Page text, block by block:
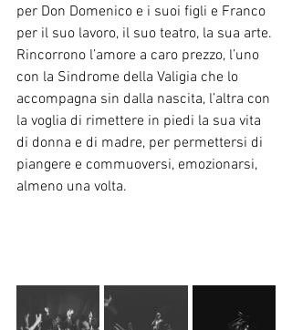
per Don Domenico e i suoi figli e Franco
per il suo lavoro, il suo teatro, la sua arte.
Rincorrono l’amore a caro prezzo, l’uno
con la Sindrome della Valigia che lo
accompagna sin dalla nascita, l’altra con
la voglia di rimettere in piedi la sua vita
di donna e di madre, per permettersi di
piangere e commuoversi, emozionarsi,
almeno una volta.